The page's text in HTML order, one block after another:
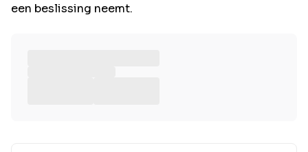
een beslissing neemt.